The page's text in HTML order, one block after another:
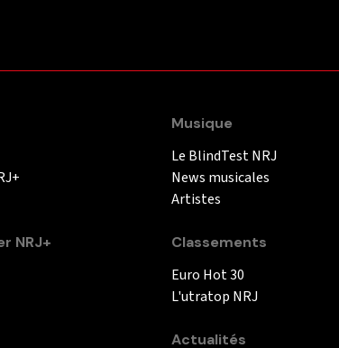
NRJ+
Musique
Le BlindTest NRJ
News musicales
Artistes
Classements
Euro Hot 30
L'utratop NRJ
Actualités